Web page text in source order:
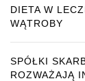
DIETA W
WĄTROBY
SPÓŁKI
ROZWAŻAJĄ